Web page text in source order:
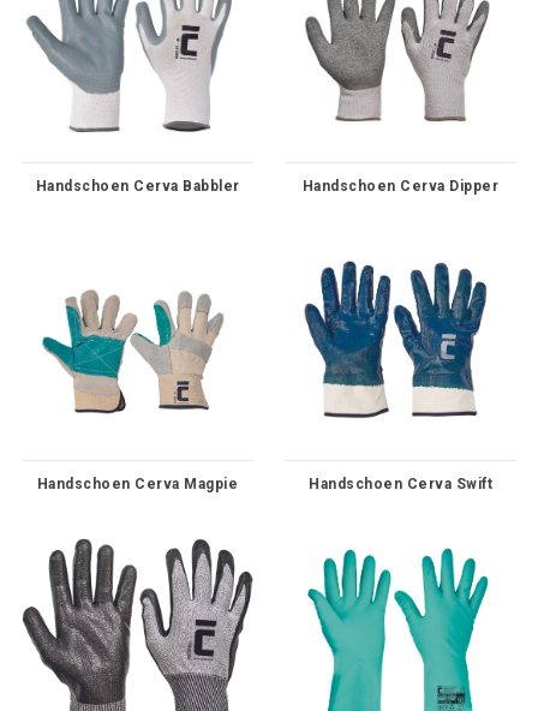
Handschoen Cerva Babbler Handschoen Cerva Dipper
Handschoen Cerva Magpie Handschoen Cerva Swift